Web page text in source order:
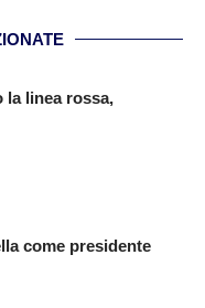
la linea rossa,
come presidente